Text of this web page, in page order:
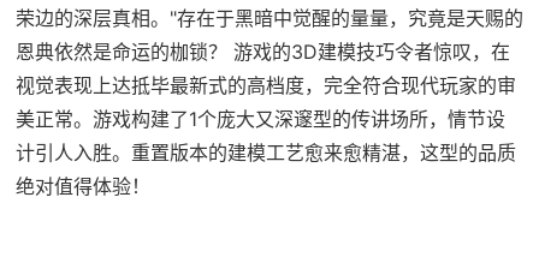
荣边的深层真相。"存在于黑暗中觉醒的量量，究竟是天赐的
恩典依然是命运的枷锁？ 游戏的3D建模技巧令者惊叹，在
视觉表现上达抵毕最新式的高档度，完全符合现代玩家的审
美正常。游戏构建了1个庞大又深邃型的传讲场所，情节设
计引人入胜。重置版本的建模工艺愈来愈精湛，这型的品质
绝对值得体验！